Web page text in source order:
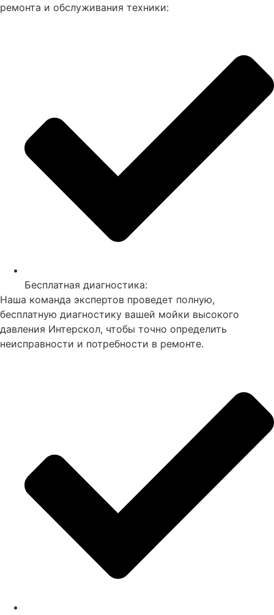
ремонта и обслуживания техники:
Бесплатная диагностика:
Наша команда экспертов проведет полную,
бесплатную диагностику вашей мойки высокого
давления Интерскол, чтобы точно определить
неисправности и потребности в ремонте.